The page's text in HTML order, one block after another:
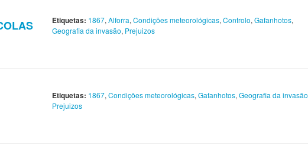
Etiquetas: 1867, Alforra, Condições meteorológicas, Controlo, Gafanhotos,
Geografia da invasão, Prejuizos
Etiquetas: 1867, Condições meteorológicas, Gafanhotos, Geografia da invasão
Prejuizos